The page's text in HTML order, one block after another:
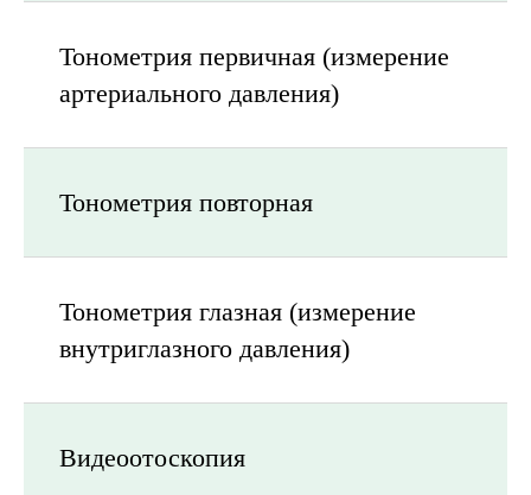
Тонометрия первичная (измерение
артериального давления)
Тонометрия повторная
Тонометрия глазная (измерение
внутриглазного давления)
Видеоотоскопия